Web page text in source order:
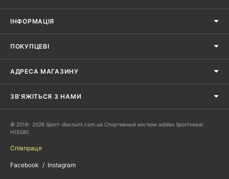
ІНФОРМАЦІЯ
ПОКУПЦЕВІ
АДРЕСА МАГАЗИНУ
ЗВ'ЯЖІТЬСЯ З НАМИ
© 2018- 2026 Sport-discount.com.ua Спортивный костюм adidas Sportswear
H15580
Співпраця
Facebook Instagram